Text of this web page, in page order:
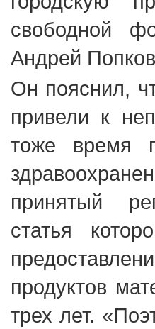
свободной
Андрей
Он пояснил,
привели к
тоже время
принятый
статья
продуктов
трех лет.